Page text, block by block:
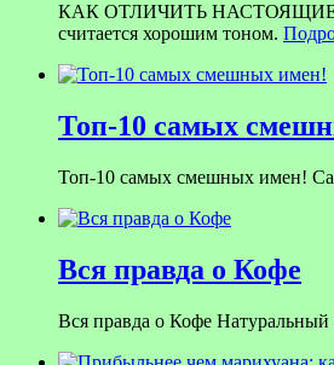
КАК ОТЛИЧИТЬ НАСТОЯЩИЕ
считается хорошим тоном.
Топ-10 самых
Топ-10 самых смешных имен!
Вся правда о Кофе
Вся правда о Кофе